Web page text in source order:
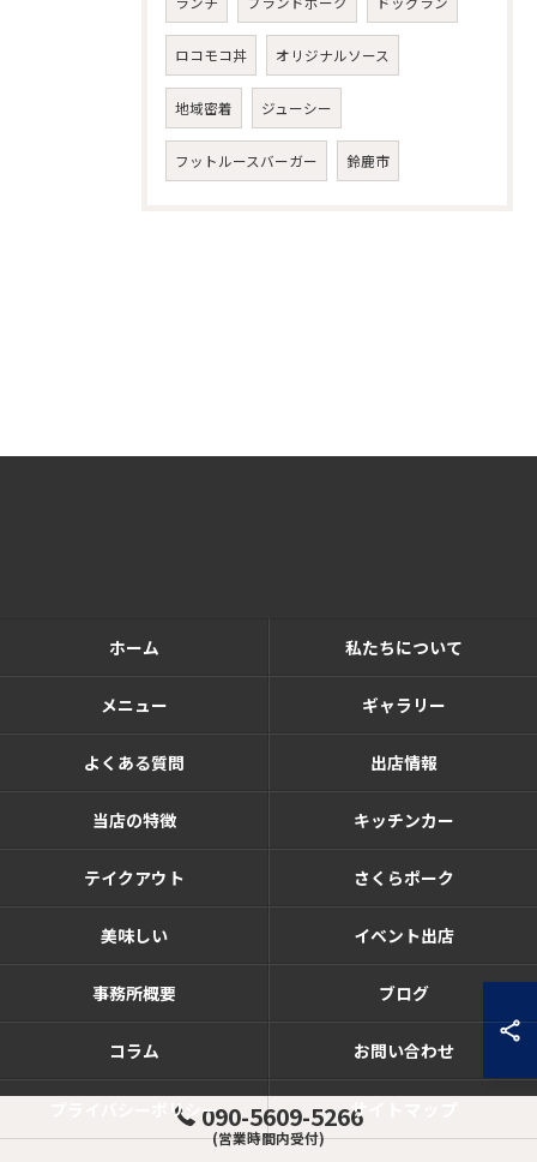
ロコモコ丼 オリジナルソース
地域密着 ジューシー
フットルースバーガー 鈴鹿市
090-5609-5266
(営業時間内受付)
ホーム 私たちについて
メニュー ギャラリー
よくある質問 出店情報
当店の特徴 キッチンカー
テイクアウト さくらポーク
美味しい イベント出店
事務所概要 ブログ
コラム お問い合わせ
プライバシーポリシー サイトマップ